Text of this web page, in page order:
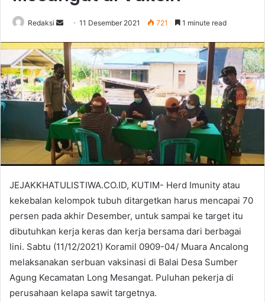
Redaksi
Send
email
11 Desember 2021 721 1 minute read
JEJAKKHATULISTIWA.CO.ID, KUTIM- Herd Imunity atau
kekebalan kelompok tubuh ditargetkan harus mencapai 70
persen pada akhir Desember, untuk sampai ke target itu
dibutuhkan kerja keras dan kerja bersama dari berbagai
lini. Sabtu (11/12/2021) Koramil 0909-04/ Muara Ancalong
melaksanakan serbuan vaksinasi di Balai Desa Sumber
Agung Kecamatan Long Mesangat. Puluhan pekerja di
perusahaan kelapa sawit targetnya.